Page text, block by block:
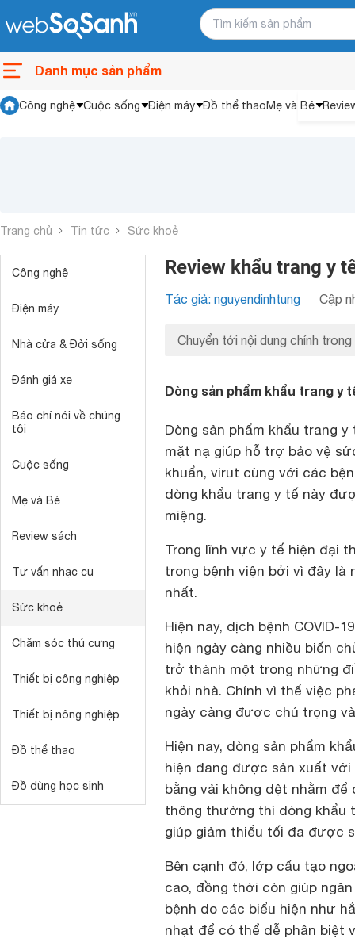
Danh mục sản phẩm
Công nghệ Cuộc sống Điện máy Đồ thể thaoMẹ và Bé
Trang chủ Tin tức Sức khoẻ
Công nghệ
Điện máy
Nhà cửa & Đời sống
Đánh giá xe
Báo chí nói về chúng
tôi
Cuộc sống
Mẹ và Bé
Review sách
Tư vấn nhạc cụ
Sức khoẻ
Chăm sóc thú cưng
Thiết bị công nghiệp
Thiết bị nông nghiệp
Đồ thể thao
Đồ dùng học sinh
Review khẩu trang y
Tác giả: nguyendinhtung Cập
Chuyển tới nội dung chính trong
Dòng sản phẩm khẩu trang
Dòng sản phẩm khẩu trang
mặt nạ giúp hỗ trợ bảo vệ
khuẩn, virut cùng với các
dòng khẩu trang y tế này
miệng.
Trong lĩnh vực y tế hiện đại
trong bệnh viện bởi vì đây là
nhất.
Hiện nay, dịch bệnh COVID-
hiện ngày càng nhiều biến
trở thành một trong những
khỏi nhà. Chính vì thế việc
ngày càng được chú trọng
Hiện nay, dòng sản phẩm
hiện đang được sản xuất
bằng vải không dệt nhằm
thông thường thì dòng khẩu
giúp giảm thiểu tối đa được
Bên cạnh đó, lớp cấu tạo
cao, đồng thời còn giúp
bệnh do các biểu hiện như
nhạt để có thể dễ phân biệt